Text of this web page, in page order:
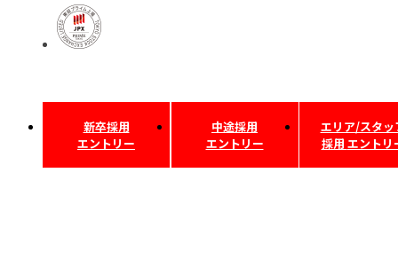
新卒採用
エントリー
中途採用
エントリー
エリア/スタッ
採用 エントリ